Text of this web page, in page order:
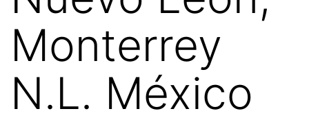
Monterrey
N.L. México